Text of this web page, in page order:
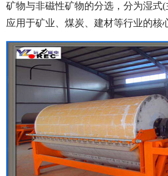
矿物与非磁性矿物的分选，分为湿式
应用于矿业、煤炭、建材等行业的核